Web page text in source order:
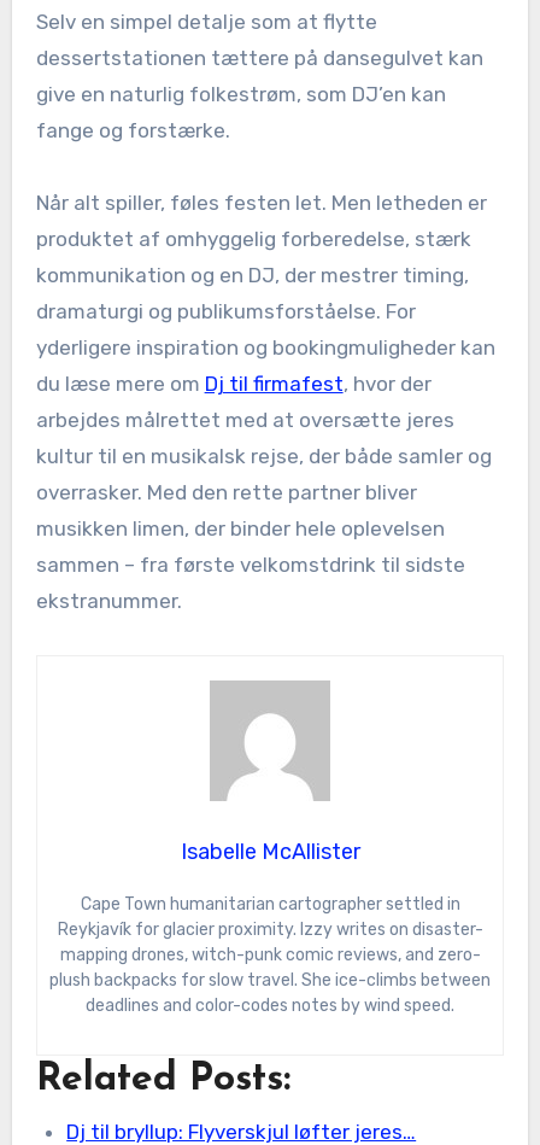
Selv en simpel detalje som at flytte
dessertstationen tættere på dansegulvet kan
give en naturlig folkestrøm, som DJ’en kan
fange og forstærke.
Når alt spiller, føles festen let. Men letheden er
produktet af omhyggelig forberedelse, stærk
kommunikation og en DJ, der mestrer timing,
dramaturgi og publikumsforståelse. For
yderligere inspiration og bookingmuligheder kan
du læse mere om Dj til firmafest, hvor der
arbejdes målrettet med at oversætte jeres
kultur til en musikalsk rejse, der både samler og
overrasker. Med den rette partner bliver
musikken limen, der binder hele oplevelsen
sammen – fra første velkomstdrink til sidste
ekstranummer.
Isabelle McAllister
Cape Town humanitarian cartographer settled in
Reykjavík for glacier proximity. Izzy writes on disaster-
mapping drones, witch-punk comic reviews, and zero-
plush backpacks for slow travel. She ice-climbs between
deadlines and color-codes notes by wind speed.
Related Posts:
Dj til bryllup: Flyverskjul løfter jeres…